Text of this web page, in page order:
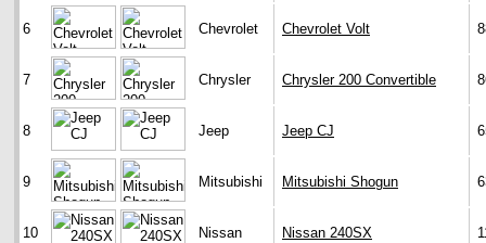
6 Chevrolet Chevrolet Volt
7 Chrysler Chrysler 200 Convertible
8 Jeep Jeep CJ
9 Mitsubishi Mitsubishi Shogun
10 Nissan Nissan 240SX